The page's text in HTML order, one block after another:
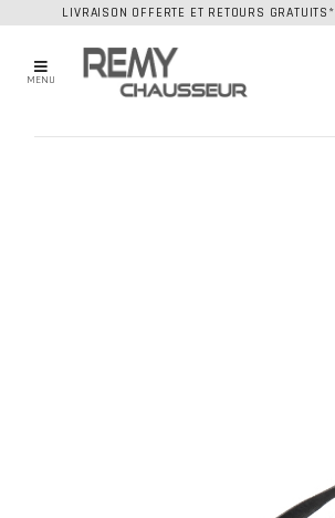
LIVRAISON OFFERTE ET RETOURS GRATUITS*
MENU